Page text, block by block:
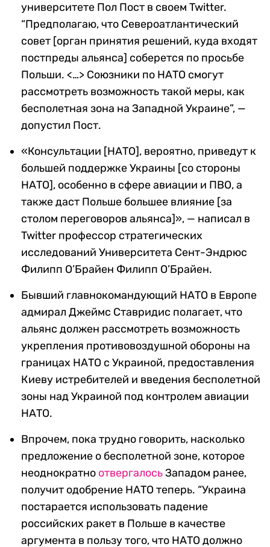
университете Пол Пост в своем Twitter.
“Предполагаю, что Североатлантический
совет [орган принятия решений, куда входят
постпреды альянса] соберется по просьбе
Польши. <…> Союзники по НАТО смогут
рассмотреть возможность такой меры, как
бесполетная зона на Западной Украине”, —
допустил Пост.
«Консультации [НАТО], вероятно, приведут к
большей поддержке Украины [со стороны
НАТО], особенно в сфере авиации и ПВО, а
также даст Польше большее влияние [за
столом переговоров альянса]», — написал в
Twitter профессор стратегических
исследований Университета Сент-Эндрюс
Филипп О’Брайен Филипп О’Брайен.
Бывший главнокомандующий НАТО в Европе
адмирал Джеймс Ставридис полагает, что
альянс должен рассмотреть возможность
укрепления противовоздушной обороны на
границах НАТО с Украиной, предоставления
Киеву истребителей и введения бесполетной
зоны над Украиной под контролем авиации
НАТО.
Впрочем, пока трудно говорить, насколько
предложение о бесполетной зоне, которое
неоднократно отвергалосьЗападом ранее,
получит одобрение НАТО теперь. “Украина
постарается использовать падение
российских ракет в Польше в качестве
аргумента в пользу того, что НАТО должно